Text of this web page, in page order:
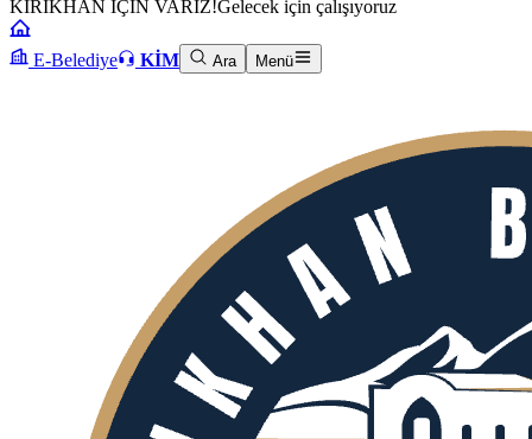
KIRIKHAN İÇİN VARIZ!Gelecek için çalışıyoruz
E-Belediye KİM Ara Menü